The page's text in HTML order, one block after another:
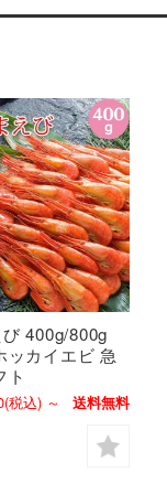
400g/800g
ッカイエビ 急
ト
(税込) ～ 送料無料